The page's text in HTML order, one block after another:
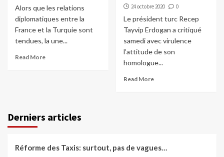
Alors que les relations
diplomatiques entre la
France et la Turquie sont
tendues, la une...
Read More
24 octobre 2020 0
Le président turc Recep
Tayvip Erdogan a critiqué
samedi avec virulence
l’attitude de son
homologue...
Read More
Derniers articles
Réforme des Taxis: surtout, pas de vagues…